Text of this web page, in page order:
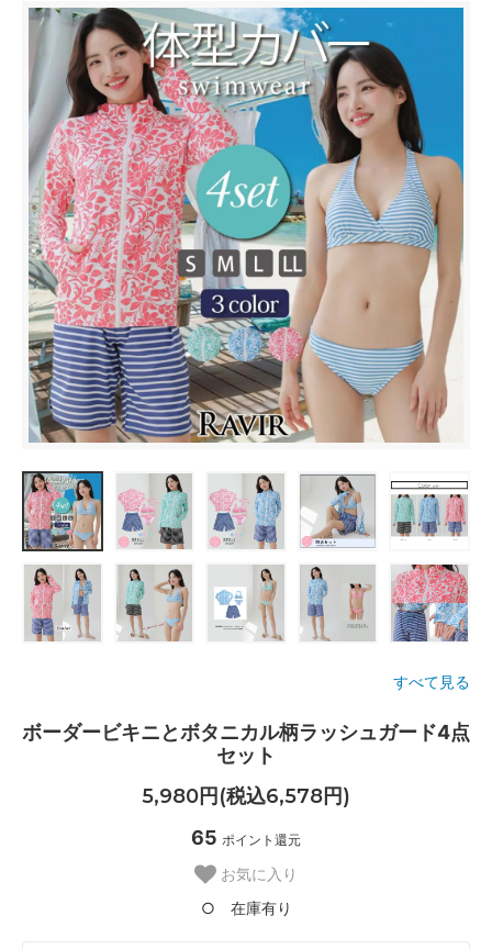
すべて見る
ボーダービキニとボタニカル柄ラッシュガード4点
セット
5,980円(税込6,578円)
65 ポイント還元
お気に入り
○ 在庫有り